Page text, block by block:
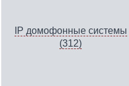
IP домофонные системы
(312)